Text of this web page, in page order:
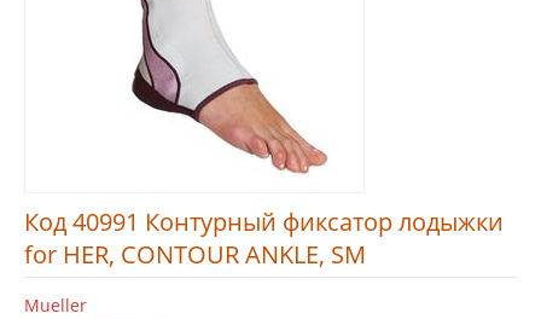
Код 40991 Контурный фиксатор лодыжки
for HER, CONTOUR ANKLE, SM
Mueller